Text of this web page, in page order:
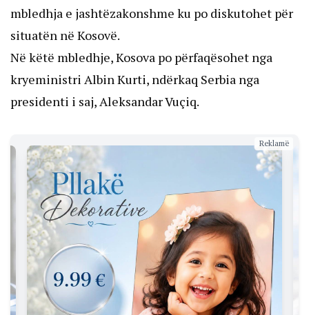
mbledhja e jashtëzakonshme ku po diskutohet për
situatën në Kosovë.
Në këtë mbledhje, Kosova po përfaqësohet nga
kryeministri Albin Kurti, ndërkaq Serbia nga
presidenti i saj, Aleksandar Vuçiq.
Reklamë